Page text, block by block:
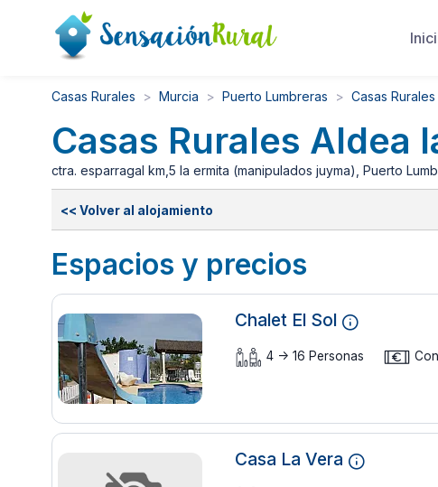
Casas Rurales Murcia Puerto Lumbreras Casas
Casas Rurales Aldea
ctra. esparragal km,5 la ermita (manipulados juyma), Puerto
<< Volver al alojamiento
Espacios y precios
Chalet El Sol
4 -> 16 Personas
Casa La Vera